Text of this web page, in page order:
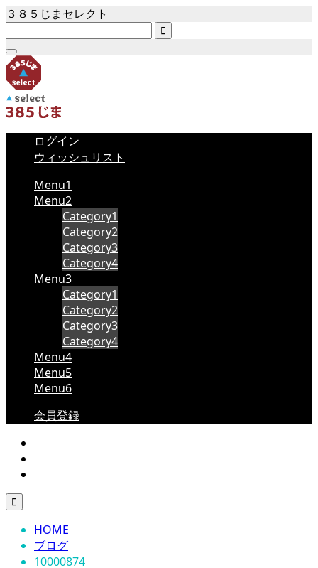
３８５じまセレクト

ログイン
ウィッシュリスト
Menu1
Menu2
Category1
Category2
Category3
Category4
Menu3
Category1
Category2
Category3
Category4
Menu4
Menu5
Menu6
会員登録

HOME
ブログ
10000874